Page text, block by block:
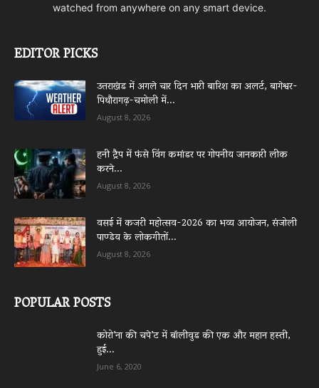
watched from anywhere on any smart device.
EDITOR PICKS
उत्तराखंड में अगले चार दिन भारी बारिश का अलर्ट, बागेश्वर-
पिथौरागढ़-चमोली में...
August 8, 2026
हनी ट्रैप में फंसे विंग कमांडर पर गोपनीय जानकारी लीक
करने...
August 8, 2026
वसई में कजरी महोत्सव-2026 का भव्य आयोजन, संजोली
पाण्डेय के लोकगीतों...
August 8, 2026
POPULAR POSTS
कोरो’ना की चपे’ट में बॉलीवुड की एक और महान हस्ती,
हुई...
June 6, 2020